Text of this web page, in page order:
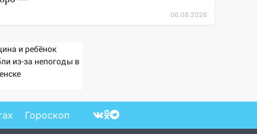
06.08.2026
и ребёнок
из-за непогоды в
Гороскоп